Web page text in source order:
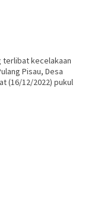
terlibat kecelakaan
Pisau, Desa
(16/12/2022) pukul